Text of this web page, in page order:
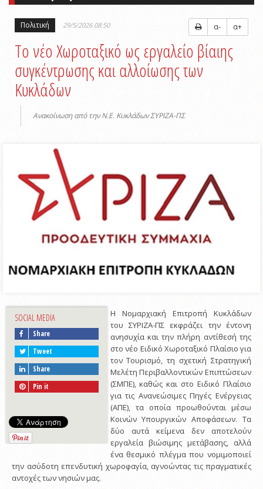
Πολιτική 29/5/2026 08:50 α- α+
Το νέο Χωροταξικό ως εργαλείο βίαιης
συγκέντρωσης και αλλοίωσης των
Κυκλάδων
Ανακοίνωση από την Ν.Ε. Κυκλάδων ΣΥΡΙΖΑ-ΠΣ
SOCIAL MEDIA
Share
Tweet
Share
Pin it
Η Νομαρχιακή Επιτροπή Κυκλάδων
του ΣΥΡΙΖΑ-ΠΣ εκφράζει την έντονη
ανησυχία και την πλήρη αντίθεσή της
στο νέο Ειδικό Χωροταξικό Πλαίσιο για
τον Τουρισμό, τη σχετική Στρατηγική
Μελέτη Περιβαλλοντικών Επιπτώσεων
(ΣΜΠΕ), καθώς και στο Ειδικό Πλαίσιο
για τις Ανανεώσιμες Πηγές Ενέργειας
(ΑΠΕ), τα οποία προωθούνται μέσω
Κοινών Υπουργικών Αποφάσεων. Τα
δύο αυτά κείμενα δεν αποτελούν
εργαλεία βιώσιμης μετάβασης, αλλά
ένα θεσμικό πλέγμα που νομιμοποιεί
την ασύδοτη επενδυτική χωροφαγία, αγνοώντας τις πραγματικές
αντοχές των νησιών μας.